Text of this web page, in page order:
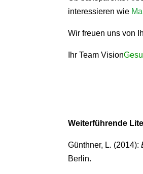
interessieren wie
Wir freuen uns von
Ihr Team Vision
Weiterführende
Günthner, L. (2014):
Berlin.